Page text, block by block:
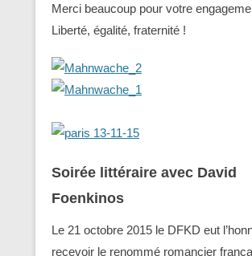
Merci beaucoup pour votre
Liberté, égalité, fraternité !
Soirée littéraire avec David
Foenkinos
Le 21 octobre 2015 le DFKD eut
recevoir le renommé romancier